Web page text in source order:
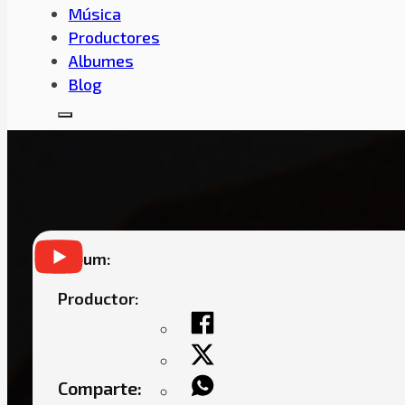
Música
Productores
Albumes
Blog
Album:
Productor:
Comparte: